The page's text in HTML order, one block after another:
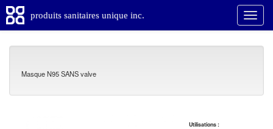
produits sanitaires unique inc.
Masque N95 SANS valve
Utilisations :